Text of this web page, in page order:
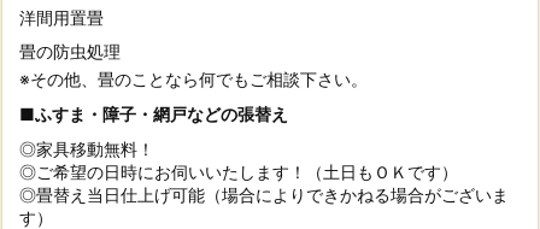
洋間用置畳
畳の防虫処理
※その他、畳のことなら何でもご相談下さい。
■ふすま・障子・網戸などの張替え
◎家具移動無料！
◎ご希望の日時にお伺いいたします！（土日もＯＫです）
◎畳替え当日仕上げ可能（場合によりできかねる場合がございま
す）